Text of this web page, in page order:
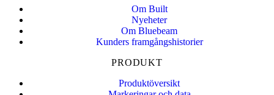
Om Built
Nyeheter
Om Bluebeam
Kunders framgångshistorier
PRODUKT
Produktöversikt